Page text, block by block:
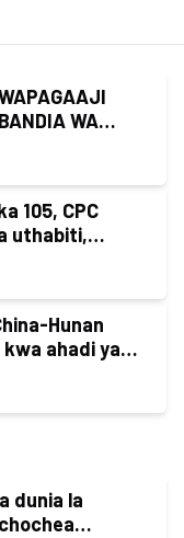
WA
105, CPC
uthabiti,
Hunan
ahadi ya
dunia la